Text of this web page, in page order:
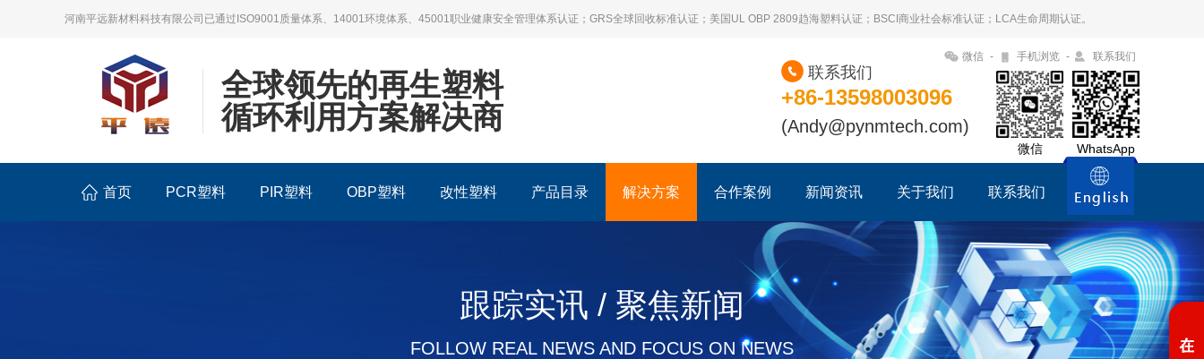
河南平远新材料科技有限公司已通过ISO9001质量体系、14001环境体系、45001职业健康安全管理体系认证；GRS全球回收标准认证；美国UL OBP 2809趋海塑料认证；BSCI商业社会标准认证；LCA生命周期认证。
微信 - 手机浏览 - 联系我们
全球领先的再生塑料
循环利用方案解决商
+86-13598003096
(Andy@pynmtech.com)
联系我们
微信 WhatsApp
首页 PCR塑料 PIR塑料 OBP塑料 改性塑料 产品目录 解决方案 合作案例 新闻资讯 关于我们 联系我们
跟踪实讯 / 聚焦新闻
FOLLOW REAL NEWS AND FOCUS ON NEWS